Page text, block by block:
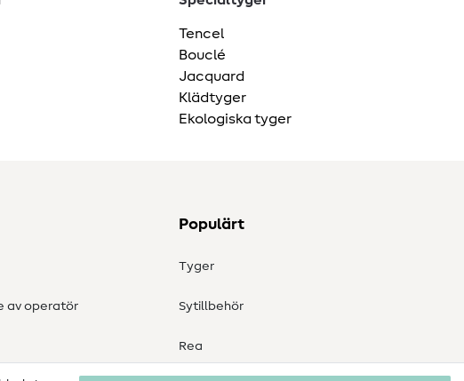
Tencel
Bouclé
Jacquard
Klädtyger
Ekologiska tyger
av operatör
Populärt
Tyger
Sytillbehör
Rea